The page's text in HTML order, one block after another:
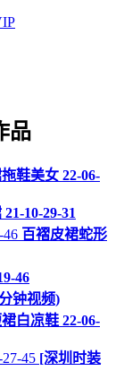
品
鞋美女 22-06-
10-29-31
百褶皮裙蛇形
46
钟视频)
白凉鞋 22-06-
[深圳时装